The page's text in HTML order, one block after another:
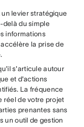
levier stratégique
delà du simple
informations
la prise de
s'articule autour
et d'actions
La fréquence
réel de votre projet
prenantes sans
un outil de gestion